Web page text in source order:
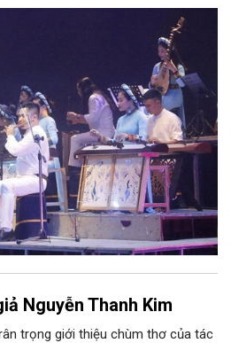
điệu âm nhạc truyền thống Việt
diễn trực tiếp bằng nhạc cụ dân
Nguyễn Thanh Kim
trọng giới thiệu chùm thơ của tác